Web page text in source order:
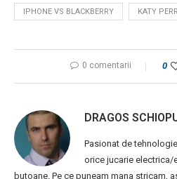
IPHONE VS BLACKBERRY KATY
0 comentarii 0
DRAGOS
Pasionat de
orice jucarie electrica/
butoane. Pe ce puneam mana stricam,